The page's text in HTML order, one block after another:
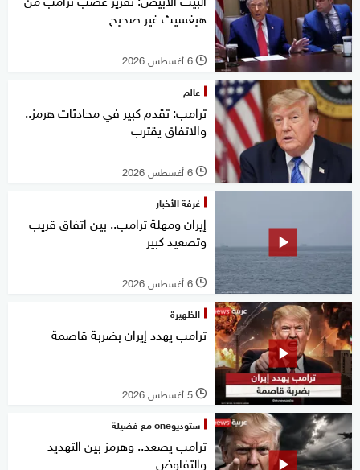
هيغسيث غير صحيح
l 6 أغسطس 2026
عالم
ترامب: تقدم كبير في محادثات هرمز..
والاتفاق يقترب
l 6 أغسطس 2026
غرفة الأخبار
إيران ومهلة ترامب.. بين اتفاق قريب
وتصعيد كبير
l 6 أغسطس 2026
الظهيرة
ترامب يهدد إيران بضربة قاصمة
l 5 أغسطس 2026
ستوديوone مع فضيلة
ترامب يصعد.. وهرمز بين التهديد
والتفاوض